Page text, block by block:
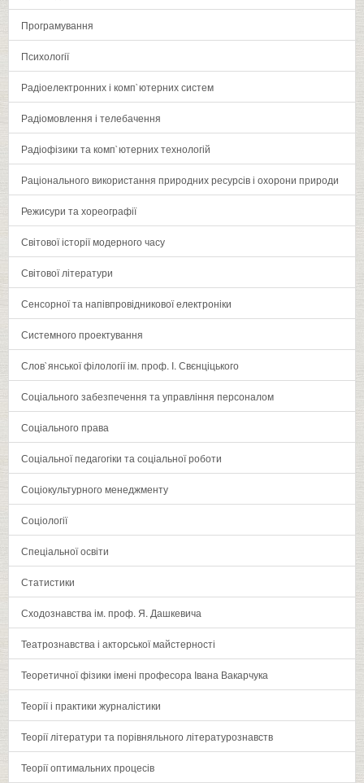
Програмування
Психології
Радіоелектронних і комп`ютерних систем
Радіомовлення і телебачення
Радіофізики та комп`ютерних технологій
Раціонального використання природних ресурсів і охорони природи
Режисури та хореографії
Світової історії модерного часу
Світової літератури
Сенсорної та напівпровідникової електроніки
Системного проектування
Слов`янської філології ім. проф. І. Свєнціцького
Соціального забезпечення та управління персоналом
Соціального права
Соціальної педагогіки та соціальної роботи
Соціокультурного менеджменту
Соціології
Спеціальної освіти
Статистики
Сходознавства ім. проф. Я. Дашкевича
Театрознавства і акторської майстерності
Теоретичної фізики імені професора Івана Вакарчука
Теорії і практики журналістики
Теорії літератури та порівняльного літературознавств
Теорії оптимальних процесів